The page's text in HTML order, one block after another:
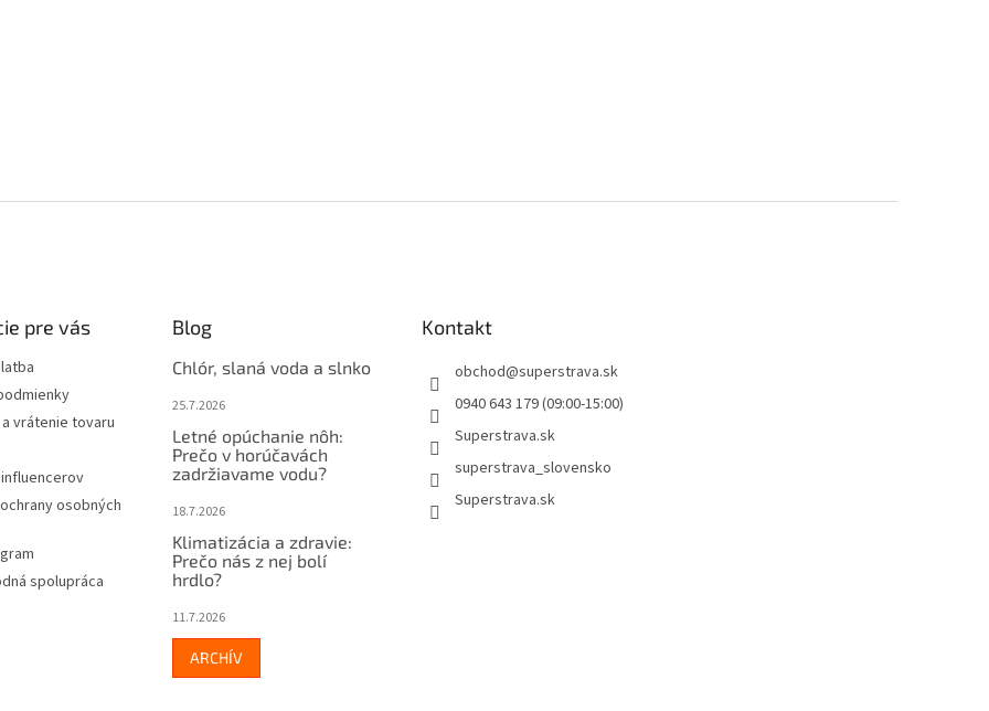
y
pre vás
vrátenie tovaru
osobných
spolupráca
Blog
Chlór, slaná voda a slnko
25.7.2026
Letné opúchanie nôh:
Prečo v horúčavách
zadržiavame vodu?
18.7.2026
Klimatizácia a zdravie:
Prečo nás z nej bolí
hrdlo?
11.7.2026
ARCHÍV
Kontakt
obchod@superstrava.sk
0940 643 179 (09:00-15:00)
Superstrava.sk
superstrava_slovensko
Superstrava.sk